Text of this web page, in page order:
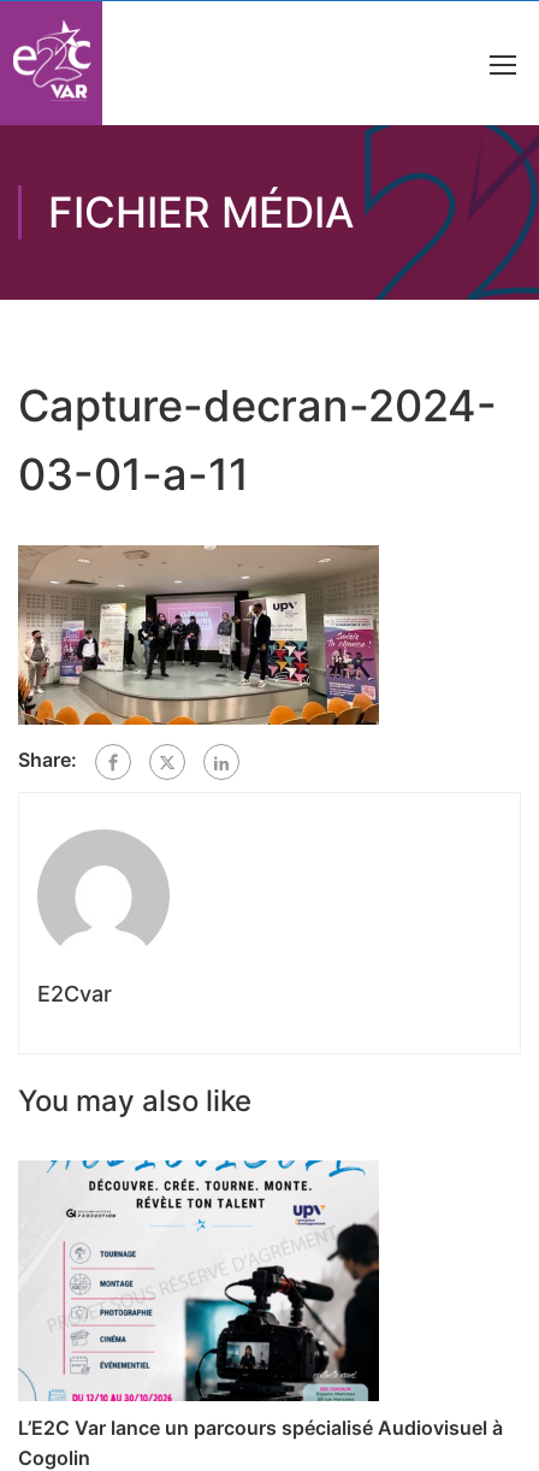
FICHIER MÉDIA
Capture-decran-2024-
03-01-a-11
Share:
E2Cvar
You may also like
L’E2C Var lance un parcours spécialisé Audiovisuel à
Cogolin